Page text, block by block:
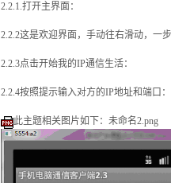
2.2.1.打开主界面：
2.2.2这是欢迎界面，手动往右滑动，一
2.2.3点击开始我的IP通信生活：
2.2.4按照提示输入对方的IP地址和端口：
此主题相关图片如下：未命名2.png